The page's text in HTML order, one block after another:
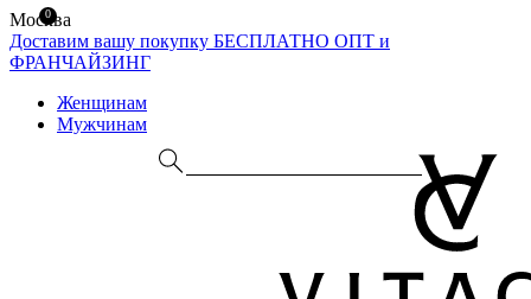
Москва
Доставим вашу покупку БЕСПЛАТНО ОПТ и
ФРАНЧАЙЗИНГ
Женщинам
Мужчинам
0